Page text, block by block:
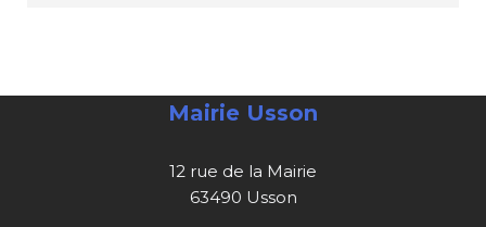
Mairie Usson
12 rue de la Mairie
63490 Usson